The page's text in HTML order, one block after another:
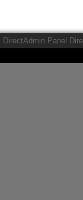
DirectAdmin Panel